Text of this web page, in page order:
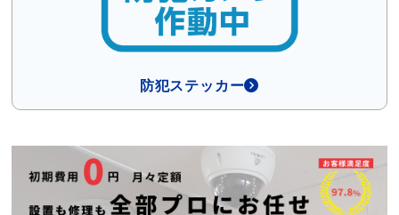
防犯ステッカー